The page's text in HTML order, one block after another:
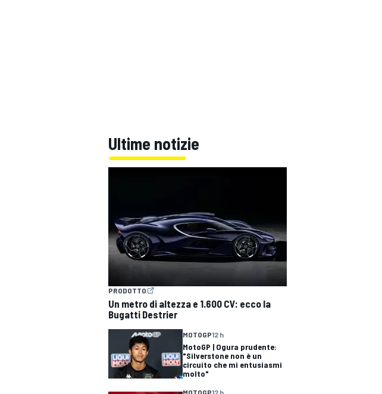
Ultime notizie
PRODOTTO
Un metro di altezza e 1.600 CV: ecco la
Bugatti Destrier
MOTOGP12 h
MotoGP | Ogura prudente:
"Silverstone non è un
circuito che mi entusiasmi
molto"
MOTOGP12 h